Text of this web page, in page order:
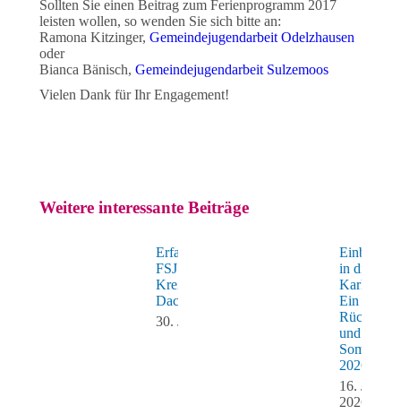
Sollten Sie einen Beitrag zum Ferienprogramm 2017
leisten wollen, so wenden Sie sich bitte an:
Ramona Kitzinger, Gemeindejugendarbeit Odelzhausen
oder
Bianca Bänisch, Gemeindejugendarbeit Sulzemoos
Vielen Dank für Ihr Engagement!
Weitere interessante Beiträge
Erfahrungsbericht:
FSJ beim
Kreisjugendring
Dachau
30. Juli 2026
Einblicke
in die Villa
Karlchen –
Ein
Rückblick
und das
2026
16. Juli
2026